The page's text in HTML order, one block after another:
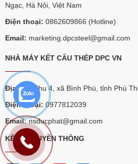
Ngạc, Hà Nội, Việt Nam
Điện thoại: 0862609866 (Hotline)
Email: marketing.dpcsteel@gmail.com
NHÀ MÁY KẾT CẤU THÉP DPC VN
Địa chỉ:
Khu 4, xã Bình Phú, tỉnh Phú
Điện thoại: 0977812039
Email:nsducphat@gmail.com
KÊNH TRUYỀN THÔNG